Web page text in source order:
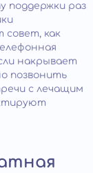
поддержки раз
совет, как
накрывает
позвонить
с лечащим